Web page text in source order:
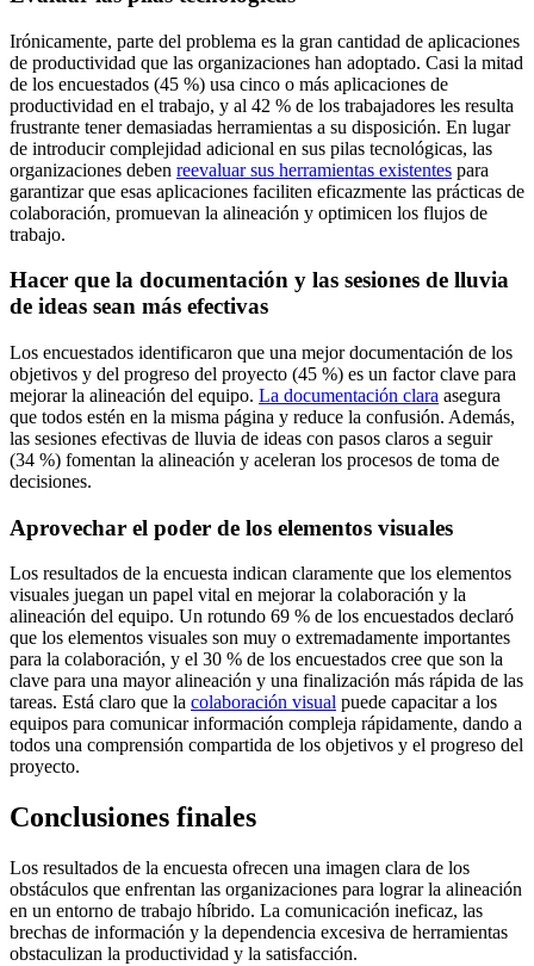
Irónicamente, parte del problema es la gran cantidad de aplicaciones
de productividad que las organizaciones han adoptado. Casi la mitad
de los encuestados (45 %) usa cinco o más aplicaciones de
productividad en el trabajo, y al 42 % de los trabajadores les resulta
frustrante tener demasiadas herramientas a su disposición. En lugar
de introducir complejidad adicional en sus pilas tecnológicas, las
organizaciones deben reevaluar sus herramientas existentes para
garantizar que esas aplicaciones faciliten eficazmente las prácticas de
colaboración, promuevan la alineación y optimicen los flujos de
trabajo.
Hacer que la documentación y las sesiones de lluvia
de ideas sean más efectivas
Los encuestados identificaron que una mejor documentación de los
objetivos y del progreso del proyecto (45 %) es un factor clave para
mejorar la alineación del equipo. La documentación clara asegura
que todos estén en la misma página y reduce la confusión. Además,
las sesiones efectivas de lluvia de ideas con pasos claros a seguir
(34 %) fomentan la alineación y aceleran los procesos de toma de
decisiones.
Aprovechar el poder de los elementos visuales
Los resultados de la encuesta indican claramente que los elementos
visuales juegan un papel vital en mejorar la colaboración y la
alineación del equipo. Un rotundo 69 % de los encuestados declaró
que los elementos visuales son muy o extremadamente importantes
para la colaboración, y el 30 % de los encuestados cree que son la
clave para una mayor alineación y una finalización más rápida de las
tareas. Está claro que la colaboración visual puede capacitar a los
equipos para comunicar información compleja rápidamente, dando a
todos una comprensión compartida de los objetivos y el progreso del
proyecto.
Conclusiones finales
Los resultados de la encuesta ofrecen una imagen clara de los
obstáculos que enfrentan las organizaciones para lograr la alineación
en un entorno de trabajo híbrido. La comunicación ineficaz, las
brechas de información y la dependencia excesiva de herramientas
obstaculizan la productividad y la satisfacción.